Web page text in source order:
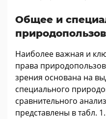
Общее и
Наиболее важная и
права
зрения основана на
специального
сравнительного
представлены в табл. 1.